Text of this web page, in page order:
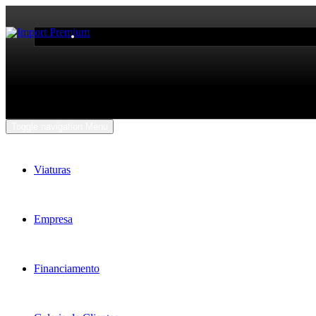
Viaturas
Empresa
Financiamento